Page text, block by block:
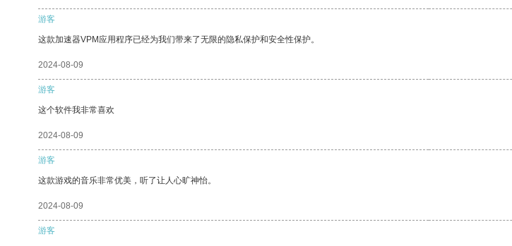
游客
这款加速器VPM应用程序已经为我们带来了无限的隐私保护和安全性保护。
2024-08-09
游客
这个软件我非常喜欢
2024-08-09
游客
这款游戏的音乐非常优美，听了让人心旷神怡。
2024-08-09
游客